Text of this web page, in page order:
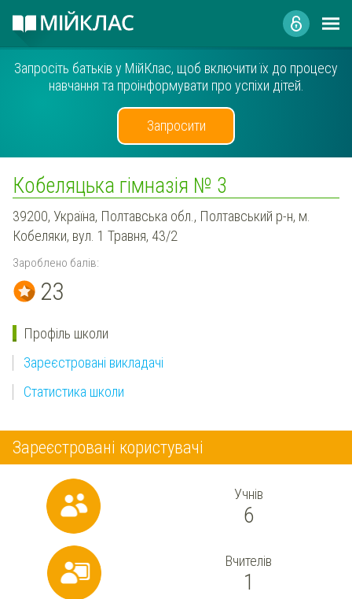
Запросіть батьків у МійКлас, щоб включити їх до процесу
навчання та проінформувати про успіхи дітей.
Запросити
Кобеляцька гімназія № 3
39200, Україна, Полтавська обл., Полтавський р-н, м.
Кобеляки, вул. 1 Травня, 43/2
Зароблено балів:
23
Профіль школи
Зареєстровані викладачі
Статистика школи
Зареєстровані користувачі
Учнів
6
Вчителів
1